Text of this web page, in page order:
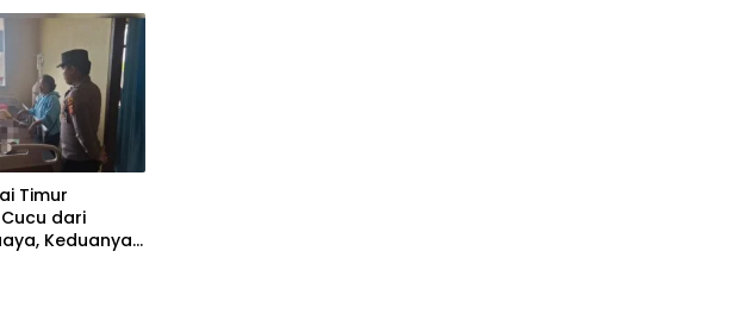
Timur
dari
Keduanya